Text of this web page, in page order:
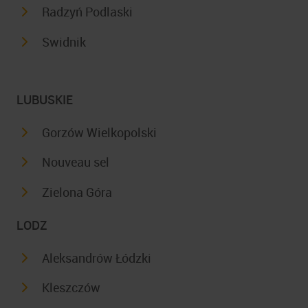
Radzyń Podlaski
Swidnik
LUBUSKIE
Gorzów Wielkopolski
Nouveau sel
Zielona Góra
LODZ
Aleksandrów Łódzki
Kleszczów